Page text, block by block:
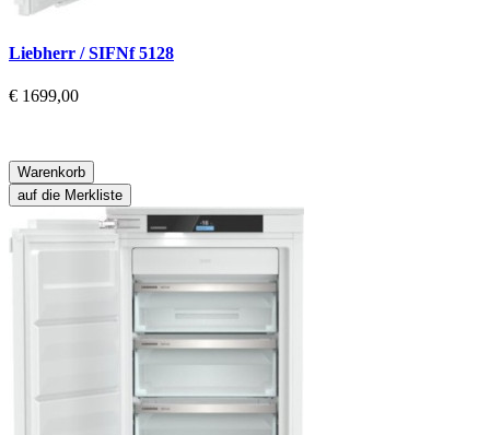
Liebherr / SIFNf 5128
€ 1699,00
Warenkorb
auf die Merkliste